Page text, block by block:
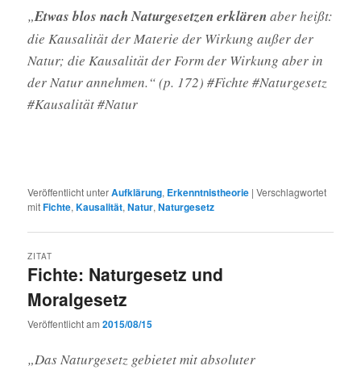
„Etwas blos nach Naturgesetzen erklären aber heißt:
die Kausalität der Materie der Wirkung außer der
Natur; die Kausalität der Form der Wirkung aber in
der Natur annehmen.“ (p. 172) #Fichte #Naturgesetz
#Kausalität #Natur
Veröffentlicht unterAufklärung, Erkenntnistheorie |Verschlagwortet
mitFichte,Kausalität,Natur,Naturgesetz
Fichte: Naturgesetz und
Moralgesetz
ZITAT
Veröffentlicht am2015/08/15
„Das Naturgesetz gebietet mit absoluter